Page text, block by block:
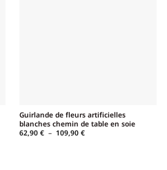
Guirlande de fleurs artificielles
blanches chemin de table en soie
62,90 € – 109,90 €Plage